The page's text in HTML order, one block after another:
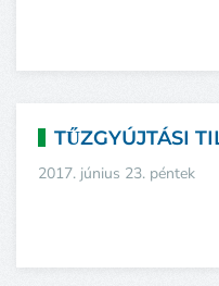
TŰZGYÚJTÁSI
2017. június 23. péntek